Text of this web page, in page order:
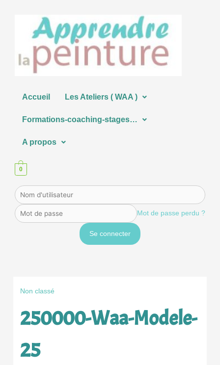
contenu
Accueil Les Ateliers ( WAA )
Formations-coaching-stages…
A propos
0
Mot de passe perdu ?
Non classé
250000-Waa-Modele-
25